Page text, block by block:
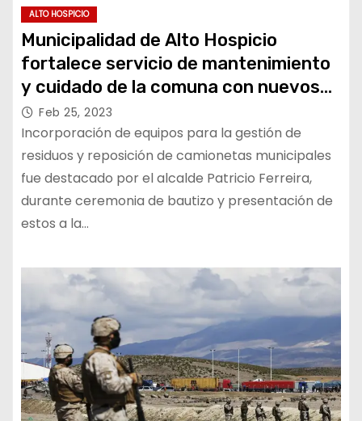
ALTO HOSPICIO
Municipalidad de Alto Hospicio
fortalece servicio de mantenimiento
y cuidado de la comuna con nuevos
vehículos
Feb 25, 2023
Incorporación de equipos para la gestión de
residuos y reposición de camionetas municipales
fue destacado por el alcalde Patricio Ferreira,
durante ceremonia de bautizo y presentación de
estos a la…